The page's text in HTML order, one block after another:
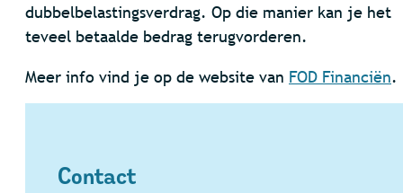
dubbelbelastingsverdrag. Op die manier kan je het
teveel betaalde bedrag terugvorderen.
Meer info vind je op de website van FOD Financiën.
Contact